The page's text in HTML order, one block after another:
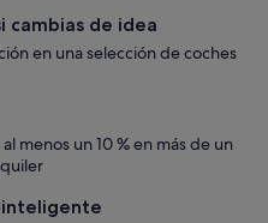
cambias de idea
en una selección de coches
menos un 10 % en más de un